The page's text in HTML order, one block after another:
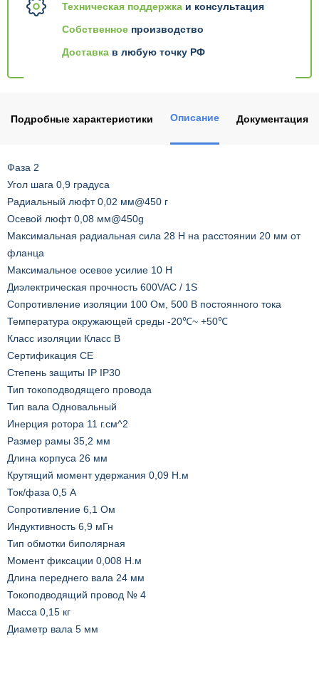
Техническая поддержка и консультация
Собственное производство
Доставка в любую точку РФ
Подробные характеристики Описание Документация
Фаза 2
Угол шага 0,9 градуса
Радиальный люфт 0,02 мм@450 г
Осевой люфт 0,08 мм@450g
Максимальная радиальная сила 28 Н на расстоянии 20 мм от
фланца
Максимальное осевое усилие 10 Н
Диэлектрическая прочность 600VAC / 1S
Сопротивление изоляции 100 Ом, 500 В постоянного тока
Температура окружающей среды -20℃~ +50℃
Класс изоляции Класс B
Сертификация CE
Степень защиты IP IP30
Тип токоподводящего провода
Тип вала Одновальный
Инерция ротора 11 г.см^2
Размер рамы 35,2 мм
Длина корпуса 26 мм
Крутящий момент удержания 0,09 Н.м
Ток/фаза 0,5 A
Сопротивление 6,1 Ом
Индуктивность 6,9 мГн
Тип обмотки биполярная
Момент фиксации 0,008 Н.м
Длина переднего вала 24 мм
Токоподводящий провод № 4
Масса 0,15 кг
Диаметр вала 5 мм